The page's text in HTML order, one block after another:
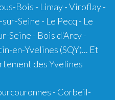
Bois - Limay - Viroflay -
Seine - Le Pecq - Le
Seine - Bois d'Arcy -
en-Yvelines (SQY)... Et
des Yvelines
- Corbeil-